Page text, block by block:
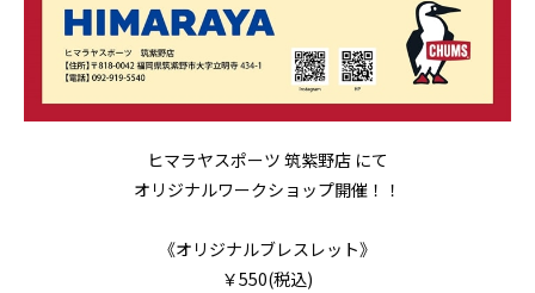
ヒマラヤスポーツ 筑紫野店 にて
オリジナルワークショップ開催！！
《オリジナルブレスレット》
￥550(税込)